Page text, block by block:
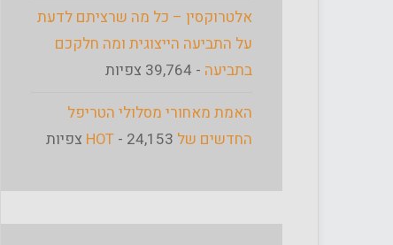
אלטרוקסין – כל מה שרציתם לדעת
על התביעה הייצוגית ומה חלקכם
בתביעה - 39,764 צפיות
האמת מאחורי מסלולי הטריפל
החדשים של HOT - 24,153 צפיות